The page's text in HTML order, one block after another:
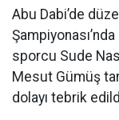
Abu Dabi’de
sporcu Sude
Mesut Gümüş
dolayı tebrik